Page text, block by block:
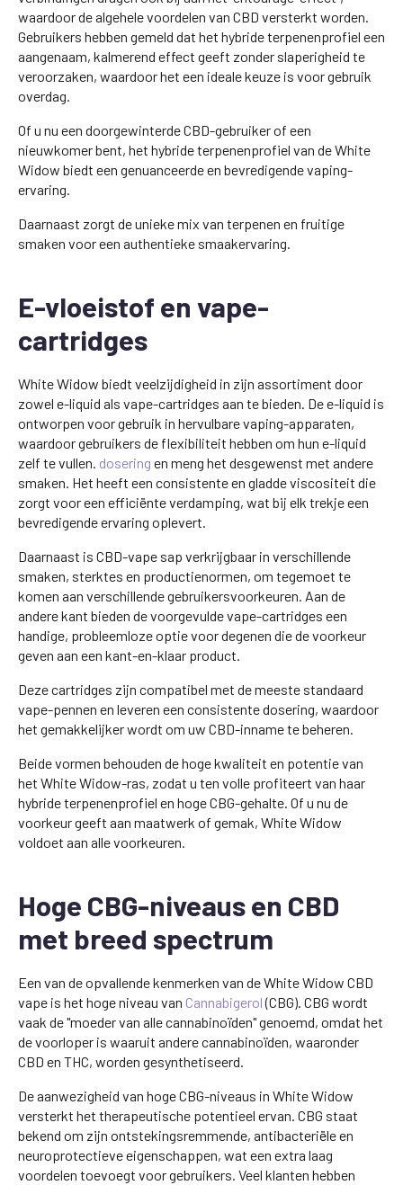
waardoor de algehele voordelen van CBD versterkt worden.
Gebruikers hebben gemeld dat het hybride terpenenprofiel een
aangenaam, kalmerend effect geeft zonder slaperigheid te
veroorzaken, waardoor het een ideale keuze is voor gebruik
overdag.
Of u nu een doorgewinterde CBD-gebruiker of een
nieuwkomer bent, het hybride terpenenprofiel van de White
Widow biedt een genuanceerde en bevredigende vaping-
ervaring.
Daarnaast zorgt de unieke mix van terpenen en fruitige
smaken voor een authentieke smaakervaring.
E-vloeistof en vape-
cartridges
White Widow biedt veelzijdigheid in zijn assortiment door
zowel e-liquid als vape-cartridges aan te bieden. De e-liquid is
ontworpen voor gebruik in hervulbare vaping-apparaten,
waardoor gebruikers de flexibiliteit hebben om hun e-liquid
zelf te vullen. dosering en meng het desgewenst met andere
smaken. Het heeft een consistente en gladde viscositeit die
zorgt voor een efficiënte verdamping, wat bij elk trekje een
bevredigende ervaring oplevert.
Daarnaast is CBD-vape sap verkrijgbaar in verschillende
smaken, sterktes en productienormen, om tegemoet te
komen aan verschillende gebruikersvoorkeuren. Aan de
andere kant bieden de voorgevulde vape-cartridges een
handige, probleemloze optie voor degenen die de voorkeur
geven aan een kant-en-klaar product.
Deze cartridges zijn compatibel met de meeste standaard
vape-pennen en leveren een consistente dosering, waardoor
het gemakkelijker wordt om uw CBD-inname te beheren.
Beide vormen behouden de hoge kwaliteit en potentie van
het White Widow-ras, zodat u ten volle profiteert van haar
hybride terpenenprofiel en hoge CBG-gehalte. Of u nu de
voorkeur geeft aan maatwerk of gemak, White Widow
voldoet aan alle voorkeuren.
Hoge CBG-niveaus en CBD
met breed spectrum
Een van de opvallende kenmerken van de White Widow CBD
vape is het hoge niveau van Cannabigerol(CBG). CBG wordt
vaak de "moeder van alle cannabinoïden" genoemd, omdat het
de voorloper is waaruit andere cannabinoïden, waaronder
CBD en THC, worden gesynthetiseerd.
De aanwezigheid van hoge CBG-niveaus in White Widow
versterkt het therapeutische potentieel ervan. CBG staat
bekend om zijn ontstekingsremmende, antibacteriële en
neuroprotectieve eigenschappen, wat een extra laag
voordelen toevoegt voor gebruikers. Veel klanten hebben